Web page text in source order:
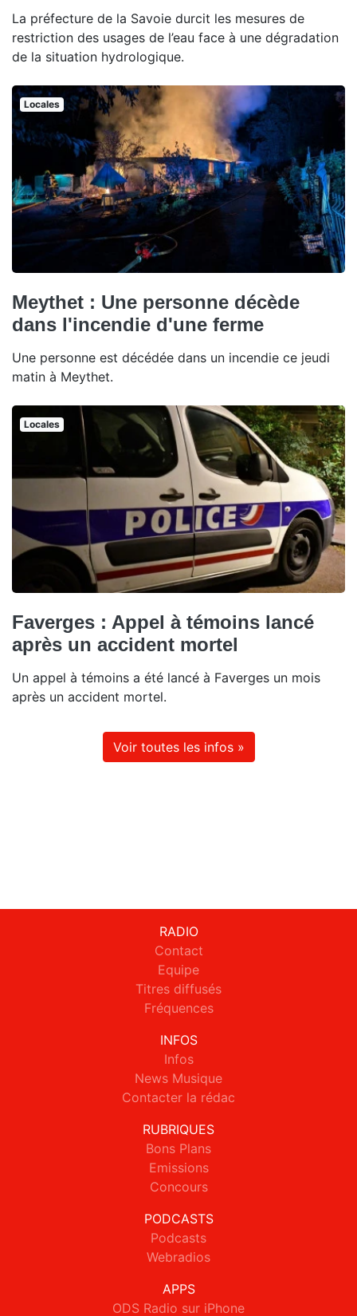
La préfecture de la Savoie durcit les mesures de
restriction des usages de l’eau face à une dégradation
de la situation hydrologique.
Locales
Meythet : Une personne décède
dans l'incendie d'une ferme
Une personne est décédée dans un incendie ce jeudi
matin à Meythet.
Locales
Faverges : Appel à témoins lancé
après un accident mortel
Un appel à témoins a été lancé à Faverges un mois
après un accident mortel.
Voir toutes les infos »
RADIO
Contact
Equipe
Titres diffusés
Fréquences
INFOS
Infos
News Musique
Contacter la rédac
RUBRIQUES
Bons Plans
Emissions
Concours
PODCASTS
Podcasts
Webradios
APPS
ODS Radio sur iPhone